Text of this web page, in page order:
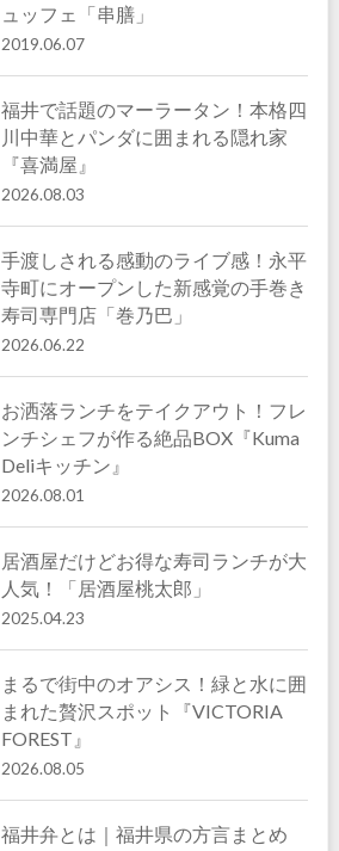
ュッフェ「串膳」
2019.06.07
福井で話題のマーラータン！本格四
川中華とパンダに囲まれる隠れ家
『喜満屋』
2026.08.03
手渡しされる感動のライブ感！永平
寺町にオープンした新感覚の手巻き
寿司専門店「巻乃巴」
2026.06.22
お洒落ランチをテイクアウト！フレ
ンチシェフが作る絶品BOX『Kuma
Deliキッチン』
2026.08.01
居酒屋だけどお得な寿司ランチが大
人気！「居酒屋桃太郎」
2025.04.23
まるで街中のオアシス！緑と水に囲
まれた贅沢スポット『VICTORIA
FOREST』
2026.08.05
福井弁とは｜福井県の方言まとめ